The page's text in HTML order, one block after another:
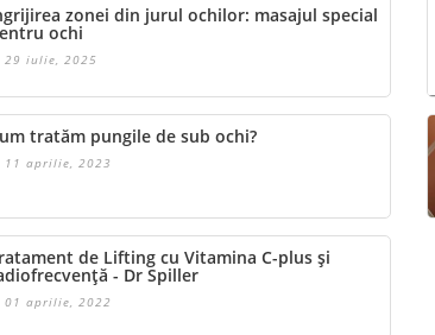
zonei din jurul ochilor: masajul special
ochi
29 iulie, 2025
tratăm pungile de sub ochi?
11 aprilie, 2023
de Lifting cu Vitamina C-plus și
- Dr Spiller
01 aprilie, 2022